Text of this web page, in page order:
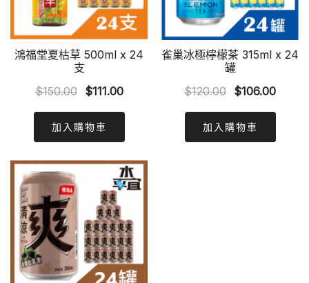
鴻福堂夏枯草 500ml x 24
支
$150.00
Original
was:
$150.00.
$111.00Current
$111.00.
加入購物車
雀巢冰極檸檬茶 315ml x 24
罐
$120.00 Original
was:
$120.00.
$106.00
加入購物車